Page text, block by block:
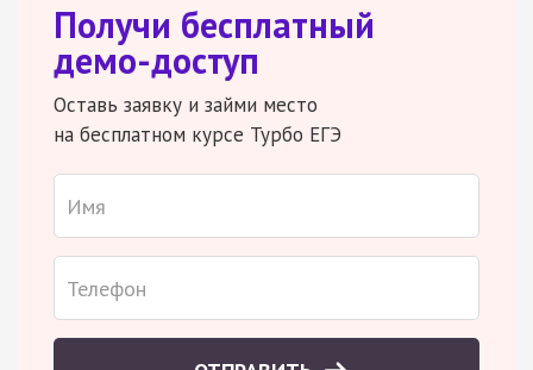
Получи бесплатный
демо-доступ
Оставь заявку и займи место
на бесплатном курсе Турбо ЕГЭ